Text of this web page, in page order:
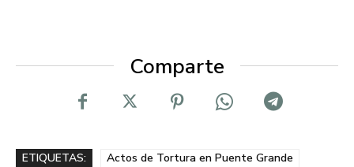
Comparte
ETIQUETAS:
Actos de Tortura en Puente Grande